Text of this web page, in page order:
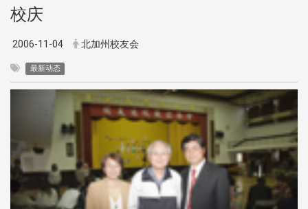
校庆
2006-11-04 北加州校友会
最新动态